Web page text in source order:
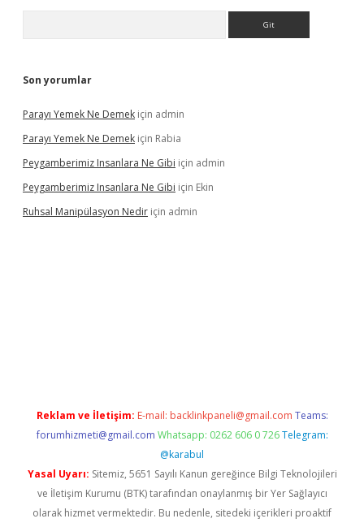
Son yorumlar
Parayı Yemek Ne Demek için admin
Parayı Yemek Ne Demek için Rabia
Peygamberimiz Insanlara Ne Gibi için admin
Peygamberimiz Insanlara Ne Gibi için Ekin
Ruhsal Manipülasyon Nedir için admin
Reklam ve İletişim: E-mail: backlinkpaneli@gmail.com Teams:
forumhizmeti@gmail.com Whatsapp: 0262 606 0 726 Telegram:
@karabul
Yasal Uyarı: Sitemiz, 5651 Sayılı Kanun gereğince Bilgi Teknolojileri
ve İletişim Kurumu (BTK) tarafından onaylanmış bir Yer Sağlayıcı
olarak hizmet vermektedir. Bu nedenle, sitedeki içerikleri proaktif